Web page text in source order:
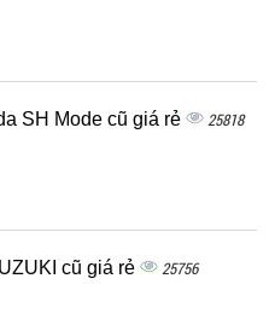
SH Mode cũ giá rẻ 25818
cũ giá rẻ 25756